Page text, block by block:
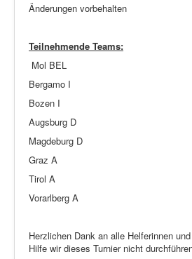
Änderungen vorbehalten
Teilnehmende Teams:
Mol BEL
Bergamo I
Bozen I
Augsburg D
Magdeburg D
Graz A
Tirol A
Vorarlberg A
Herzlichen Dank an alle Helferinnen
Hilfe wir dieses Turnier nicht